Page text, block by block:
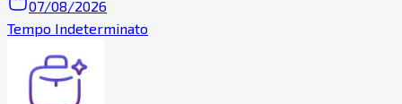
07/08/2026
Tempo Indeterminato